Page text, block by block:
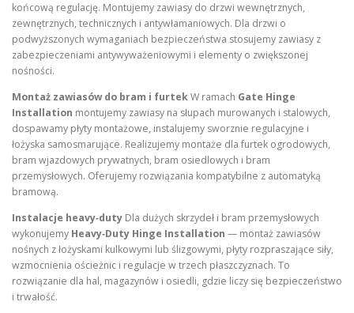
końcową regulację. Montujemy zawiasy do drzwi wewnętrznych,
zewnętrznych, technicznych i antywłamaniowych. Dla drzwi o
podwyższonych wymaganiach bezpieczeństwa stosujemy zawiasy z
zabezpieczeniami antywyważeniowymi i elementy o zwiększonej
nośności.
Montaż zawiasów do bram i furtekW ramach Gate Hinge
Installation montujemy zawiasy na słupach murowanych i stalowych,
dospawamy płyty montażowe, instalujemy sworznie regulacyjne i
łożyska samosmarujące. Realizujemy montaże dla furtek ogrodowych,
bram wjazdowych prywatnych, bram osiedlowych i bram
przemysłowych. Oferujemy rozwiązania kompatybilne z automatyką
bramową.
Instalacje heavy‑duty Dla dużych skrzydeł i bram przemysłowych
wykonujemy Heavy‑Duty Hinge Installation — montaż zawiasów
nośnych z łożyskami kulkowymi lub ślizgowymi, płyty rozpraszające siły,
wzmocnienia ościeżnic i regulacje w trzech płaszczyznach. To
rozwiązanie dla hal, magazynów i osiedli, gdzie liczy się bezpieczeństwo
i trwałość.